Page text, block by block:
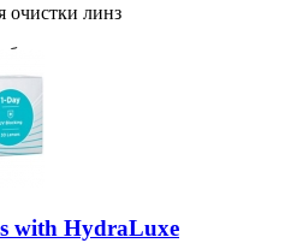
очистки линз
руб
with HydraLuxe